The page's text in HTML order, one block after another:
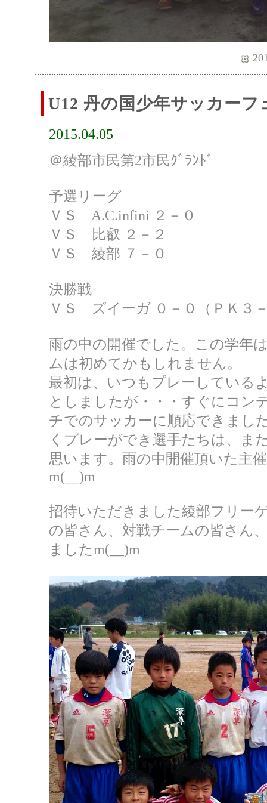
U12 丹の国少年サッカーフ
2015.04.05
＠綾部市民第2市民ｸﾞﾗﾝﾄﾞ
予選リーグ
ＶＳ A.C.infini ２－０
ＶＳ 比叡 ２－２
ＶＳ 綾部 ７－０
決勝戦
ＶＳ ズイーガ ０－０（ＰＫ３
雨の中の開催でした。この学年
ムは初めてかもしれません。
最初は、いつもプレーしている
としましたが・・・すぐにコン
チでのサッカーに順応できまし
くプレーができ選手たちは、ま
思います。雨の中開催頂いた主
m(__)m
招待いただきました綾部フリー
の皆さん、対戦チームの皆さん
ましたm(__)m